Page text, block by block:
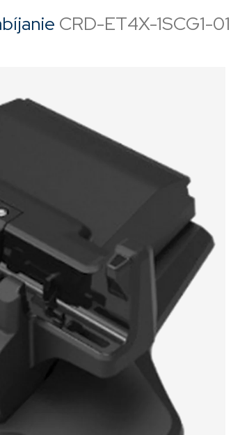
CRD-ET4X-1SCG1-01